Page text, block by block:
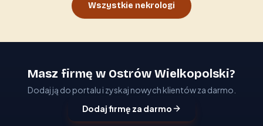
Wszystkie nekrologi
Masz firmę w Ostrów Wielkopolski?
Dodaj ją do portalu i zyskaj nowych klientów za darmo.
Dodaj firmę za darmo